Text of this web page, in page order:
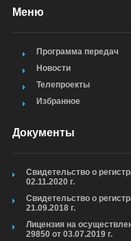
Меню
Программа передач
Новости
Телепроекты
Избранное
Документы
Свидетельство о
02.11.2020 г.
Свидетельство о
21.09.2018 г.
Лицензия на
29850 от 03.07.2019 г.